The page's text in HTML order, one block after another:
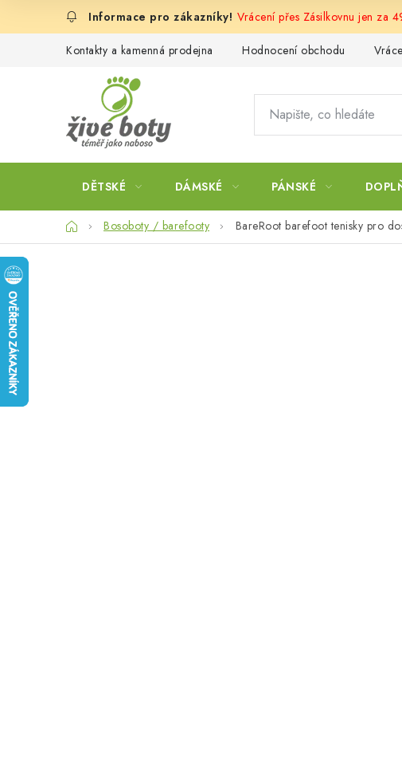
Vrácení přes Zásilkovnu jen za
Kontakty a kamenná prodejna Hodnocení obchodu
DĚTSKÉ DÁMSKÉ PÁNSKÉ
DomůBosoboty / barefooty BareRoot barefoot tenisky pro